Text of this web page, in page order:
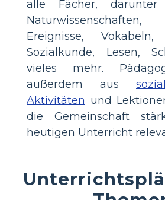
alle Fächer, darunter
Ereignisse, Vokabeln,
Sozialkunde, Lesen,
vieles mehr.
außerdem aus
Aktivitäten und
die Gemeinschaft
heutigen Unterricht